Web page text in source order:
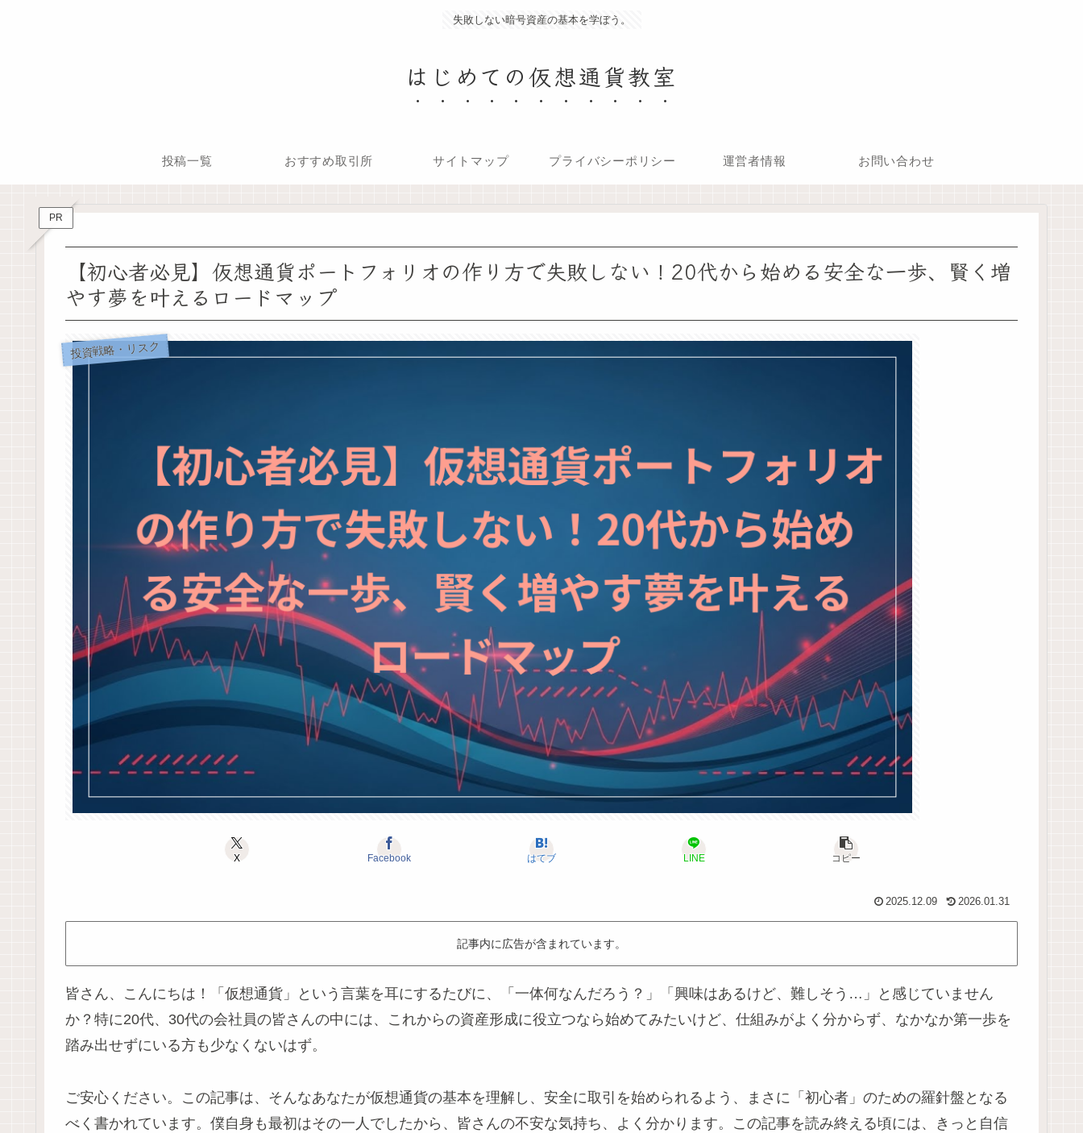
失敗しない暗号資産の基本を学ぼう。
はじめての仮想通貨教室
投稿一覧 おすすめ取引所 サイトマップ プライバシーポリシー 運営者情報 お問い合わせ
PR
【初心者必見】仮想通貨ポートフォリオの作り方で失敗しない！20代から始める安全な一歩、賢く増
やす夢を叶えるロードマップ
投資戦略・リスク
X Facebook はてブ LINE コピー
2025.12.09 2026.01.31
記事内に広告が含まれています。
皆さん、こんにちは！「仮想通貨」という言葉を耳にするたびに、「一体何なんだろう？」「興味はあるけど、難しそう…」と感じていません
か？特に20代、30代の会社員の皆さんの中には、これからの資産形成に役立つなら始めてみたいけど、仕組みがよく分からず、なかなか第一歩を
踏み出せずにいる方も少なくないはず。
ご安心ください。この記事は、そんなあなたが仮想通貨の基本を理解し、安全に取引を始められるよう、まさに「初心者」のための羅針盤となる
べく書かれています。僕自身も最初はその一人でしたから、皆さんの不安な気持ち、よく分かります。この記事を読み終える頃には、きっと自信